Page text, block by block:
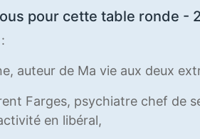
pour cette table ronde -
auteur de Ma vie aux deux
Farges, psychiatre chef de
en libéral,